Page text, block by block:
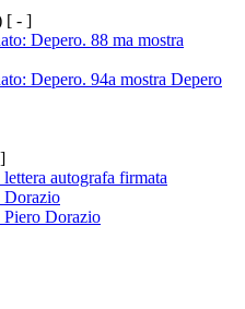
[ - ]
Depero. 88 ma mostra
Depero. 94a mostra Depero
autografa firmata
Dorazio
Dorazio